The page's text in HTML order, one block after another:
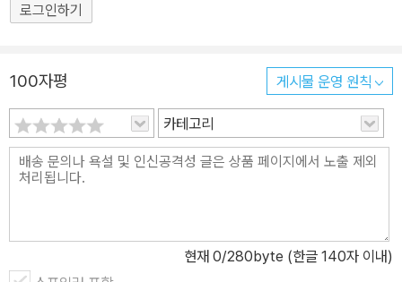
로그인하기
100자평 게시물 운영 원칙
카테고리
현재 0/280byte (한글 140자 이내)